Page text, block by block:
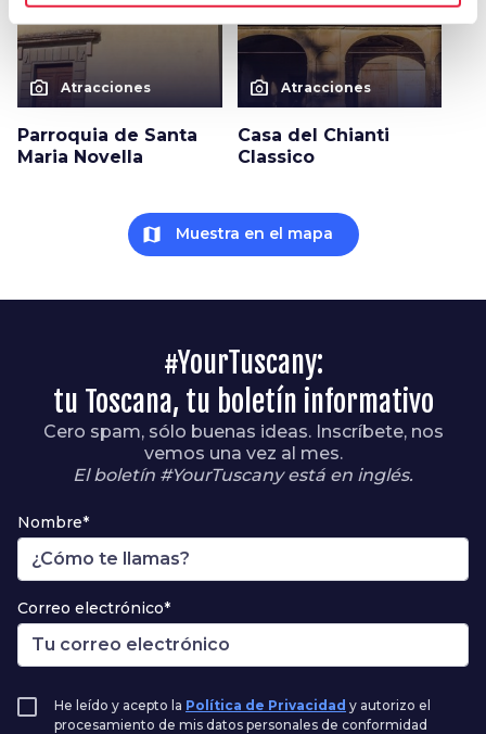
photo_camera Atracciones
Parroquia de Santa
Maria Novella
photo_camera Atracciones
Casa del Chianti
Classico
map Muestra en el mapa
#YourTuscany:
tu Toscana, tu boletín informativo
Cero spam, sólo buenas ideas. Inscríbete, nos
vemos una vez al mes.
El boletín #YourTuscany está en inglés.
Nombre*
Correo electrónico*
He leído y acepto la Política de Privacidad y autorizo el
procesamiento de mis datos personales de conformidad